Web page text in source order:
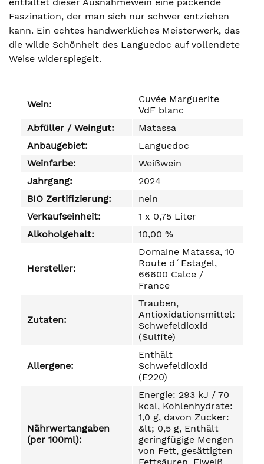
Faszination, der man sich nur schwer entziehen
kann. Ein echtes handwerkliches Meisterwerk, das
die wilde Schönheit des Languedoc auf vollendete
Weise widerspiegelt.
Wein:
Cuvée Marguerite
VdF blanc
Abfüller / Weingut:
Matassa
Anbaugebiet:
Languedoc
Weinfarbe:
Weißwein
Jahrgang:
2024
BIO Zertifizierung:
nein
Verkaufseinheit:
1 x 0,75 Liter
Alkoholgehalt:
10,00 %
Hersteller:
Domaine Matassa, 10
Route d´Estagel,
66600 Calce /
France
Zutaten:
Trauben,
Antioxidationsmittel:
Schwefeldioxid
(Sulfite)
Allergene:
Enthält
Schwefeldioxid
(E220)
Nährwertangaben
(per 100ml):
Energie: 293 kJ / 70
kcal, Kohlenhydrate:
1,0 g, davon Zucker:
&lt; 0,5 g, Enthält
geringfügige Mengen
von Fett, gesättigten